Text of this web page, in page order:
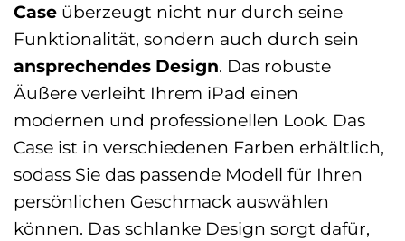
Case überzeugt nicht nur durch seine
Funktionalität, sondern auch durch sein
ansprechendes Design. Das robuste
Äußere verleiht Ihrem iPad einen
modernen und professionellen Look. Das
Case ist in verschiedenen Farben erhältlich,
sodass Sie das passende Modell für Ihren
persönlichen Geschmack auswählen
können. Das schlanke Design sorgt dafür,